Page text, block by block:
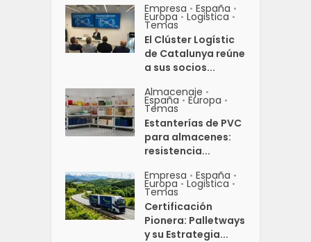
Empresa • España •
Europa • Logistica •
Temas
El Clúster Logístic
de Catalunya reúne
a sus socios...
Almacenaje •
España • Europa •
Temas
Estanterías de PVC
para almacenes:
resistencia...
Empresa • España •
Europa • Logistica •
Temas
Certificación
Pionera: Palletways
y su Estrategia...